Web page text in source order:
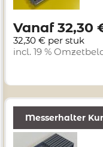
Vanaf 32,30
32,30 € per stuk
incl. 19 %
Messerhalter